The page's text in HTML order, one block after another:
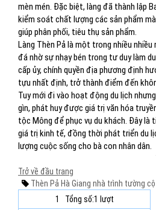
mèn mén. Đặc biệt, làng đã thành lập
kiểm soát chất lượng các sản phẩm
giúp phân phối, tiêu thụ sản phẩm.
Làng Thèn Pả là một trong nhiều nhiều
đá nhờ sự nhạy bén trong tư duy làm
cấp ủy, chính quyền địa phương định
tựu nhất định, trở thành điểm đến
Tuy mới đi vào hoạt động du lịch
gìn, phát huy được giá trị văn hóa
tộc Mông để phục vụ du khách. Đây là
giá trị kinh tế, đồng thời phát triển du
lượng cuộc sống cho bà con nhân dân.
Trở về đầu trang
Thèn Pả Hà Giang nhà trình tường
1
Tổng số:1 lượt